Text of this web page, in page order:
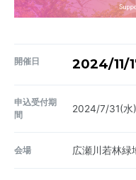
開催日 2024/11/
申込受付期
間
2024/7/31(
会場 広瀬川若林緑